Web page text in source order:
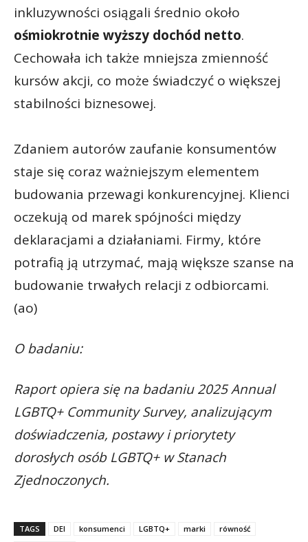
inkluzywności osiągali średnio około
ośmiokrotnie wyższy dochód netto.
Cechowała ich także mniejsza zmienność
kursów akcji, co może świadczyć o większej
stabilności biznesowej.
Zdaniem autorów zaufanie konsumentów
staje się coraz ważniejszym elementem
budowania przewagi konkurencyjnej. Klienci
oczekują od marek spójności między
deklaracjami a działaniami. Firmy, które
potrafią ją utrzymać, mają większe szanse na
budowanie trwałych relacji z odbiorcami.
(ao)
O badaniu:
Raport opiera się na badaniu 2025 Annual
LGBTQ+ Community Survey, analizującym
doświadczenia, postawy i priorytety
dorosłych osób LGBTQ+ w Stanach
Zjednoczonych.
TAGS DEI konsumenci LGBTQ+ marki
równość